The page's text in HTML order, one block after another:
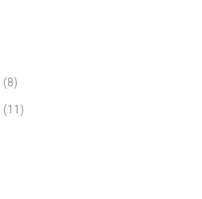
(8)
(11)